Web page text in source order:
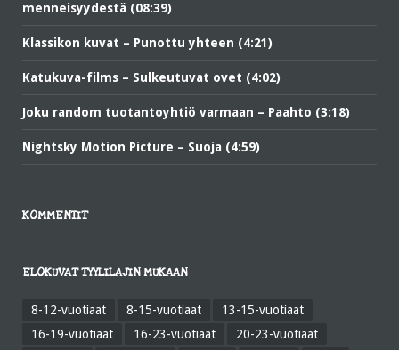
menneisyydestä (08:39)
Klassikon kuvat – Punottu yhteen (4:21)
Katukuva-films – Sulkeutuvat ovet (4:02)
Joku random tuotantoyhtiö varmaan – Paahto (3:18)
Nightsky Motion Picture – Suoja (4:59)
KOMMENTIT
ELOKUVAT TYYLILAJIN MUKAAN
8-12-vuotiaat 8-15-vuotiaat
13-15-vuotiaat
16-19-vuotiaat
16-23-vuotiaat
20-23-vuotiaat